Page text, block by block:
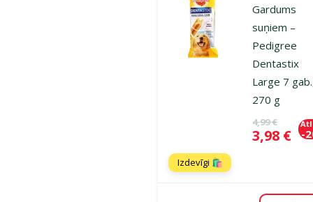
Gardums
suņiem –
Pedigree
Dentastix
Large 7
270 g
Oriģinālā
4,99 €
Cena
3,98 € -
Izdevīgi 🛍️